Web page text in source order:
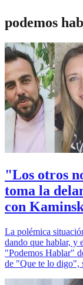
podemos
"Los otros
toma la
con
La polémica
dando que hablar, y
"Podemos Hablar"
de "Que te lo digo",